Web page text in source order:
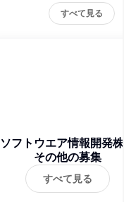
すべて見る
ソフトウエア情報開発
会社
その他の募集
すべて見る